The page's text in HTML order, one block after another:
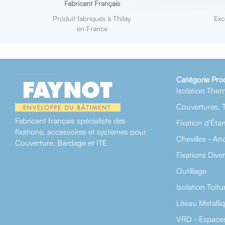
Fabricant Français
Produit fabriqués à Thilay
en France
Fabricant français spécialiste des
fixations, accessoires et systèmes pour
Couverture, Bardage et ITE
Catégorie
Isolation
Couvertures,
Fixation
Chevilles -
Fixations
Outillage
Isolation
Liteau
VRD -